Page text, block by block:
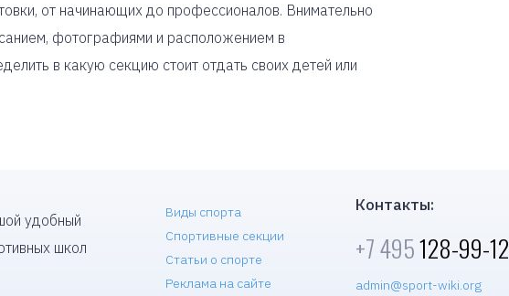
от начинающих до профессионалов. Внимательно
фотографиями и расположением в
в какую секцию стоит отдать своих детей или
удобный
школ
Виды спорта
Спортивные секции
Статьи о спорте
Реклама на сайте
Контакты:
+7 495128-99-12
admin@sport-wiki.org